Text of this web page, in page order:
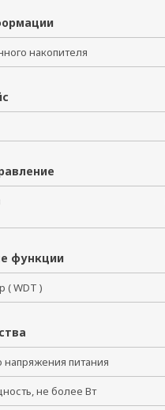
накопителя
функции
( WDT )
питания
не более Вт